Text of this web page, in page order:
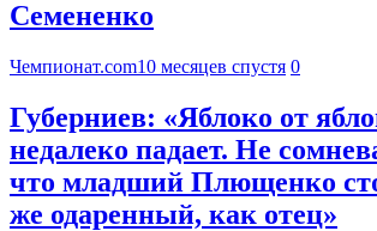
Семененко
Чемпионат.com10 месяцев спустя 0
Губерниев: «Яблоко от
недалеко падает. Не
что младший Плющенко
же одаренный, как отец»